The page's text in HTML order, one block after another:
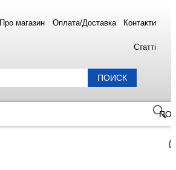
Про магазин Оплата/Доставка Контакти
Статті
ПОИСК